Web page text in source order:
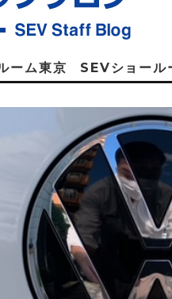
ーム東京 SEVショール